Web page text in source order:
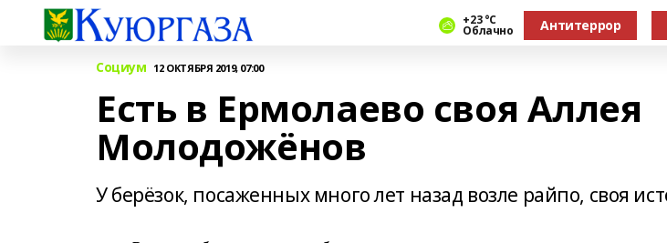
+23 °С
Облачно Антитеррор
Социум 12 ОКТЯБРЯ 2019, 07:00
Есть в Ермолаево своя Аллея
Молодожёнов
У берёзок, посаженных много лет назад возле райпо, своя